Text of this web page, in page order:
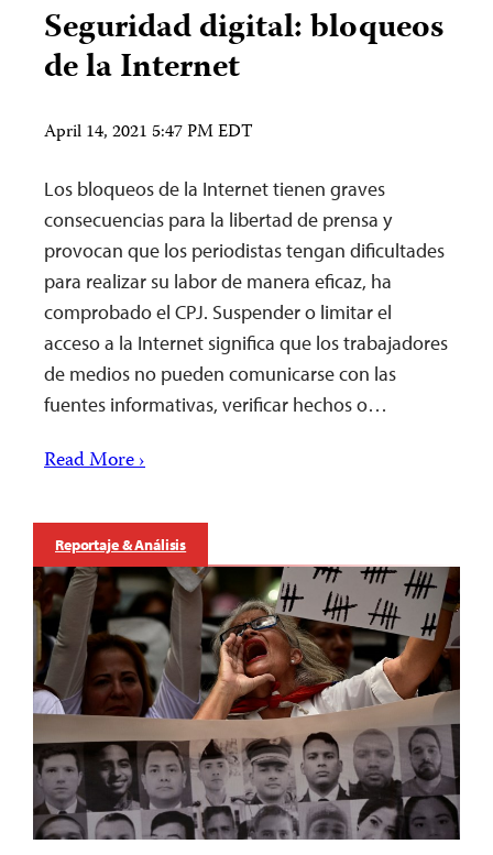
Seguridad digital: bloqueos
de la Internet
April 14, 2021 5:47 PM EDT
Los bloqueos de la Internet tienen graves
consecuencias para la libertad de prensa y
provocan que los periodistas tengan dificultades
para realizar su labor de manera eficaz, ha
comprobado el CPJ. Suspender o limitar el
acceso a la Internet significa que los trabajadores
de medios no pueden comunicarse con las
fuentes informativas, verificar hechos o…
Read More ›
Reportaje & Análisis